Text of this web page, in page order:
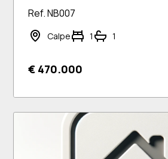
Ref. NB007
Calpe 1 1
€ 470.000